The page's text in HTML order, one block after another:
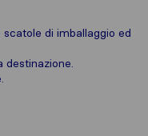
di imballaggio ed
destinazione.